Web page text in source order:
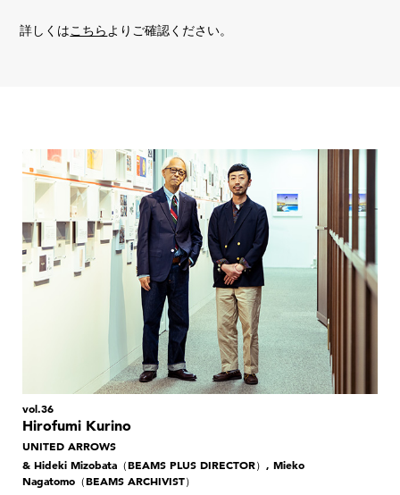
詳しくはこちら よりご確認ください。
vol.36
Hirofumi Kurino
UNITED ARROWS
& Hideki Mizobata（BEAMS PLUS DIRECTOR）, Mieko
Nagatomo（BEAMS ARCHIVIST）